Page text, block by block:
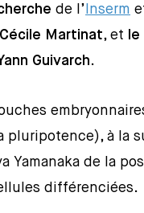
de l’ Inserm
Cécile Martinat, et
Guivarch.
pluripotence), à la
Yamanaka de la
différenciées.